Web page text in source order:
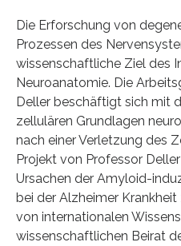
Die Erforschung von
Prozessen des
wissenschaftliche Ziel des
Neuroanatomie. Die
Deller beschäftigt sich mit
zellulären Grundlagen
nach einer Verletzung des
Projekt von Professor
Ursachen der Amyloid-
bei der Alzheimer
von internationalen
wissenschaftlichen Beirat